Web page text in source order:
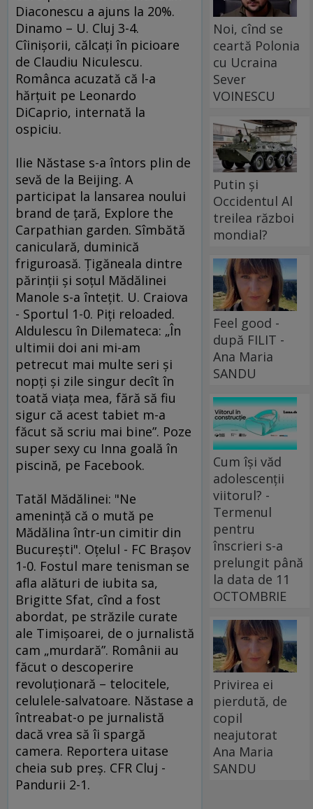
Diaconescu a ajuns la 20%.
Dinamo – U. Cluj 3-4.
Cîinişorii, călcaţi în picioare
de Claudiu Niculescu.
Românca acuzată că l-a
hărţuit pe Leonardo
DiCaprio, internată la
ospiciu.
Ilie Năstase s-a întors plin de
sevă de la Beijing. A
participat la lansarea noului
brand de ţară, Explore the
Carpathian garden. Sîmbătă
caniculară, duminică
friguroasă. Ţigăneala dintre
părinţii şi soţul Mădălinei
Manole s-a înteţit. U. Craiova
- Sportul 1-0. Piţi reloaded.
Aldulescu în Dilemateca: „În
ultimii doi ani mi-am
petrecut mai multe seri şi
nopţi şi zile singur decît în
toată viaţa mea, fără să fiu
sigur că acest tabiet m-a
făcut să scriu mai bine”. Poze
super sexy cu Inna goală în
piscină, pe Facebook.
Tatăl Mădălinei: "Ne
ameninţă că o mută pe
Mădălina într-un cimitir din
Bucureşti". Oţelul - FC Braşov
1-0. Fostul mare tenisman se
afla alături de iubita sa,
Brigitte Sfat, cînd a fost
abordat, pe străzile curate
ale Timişoarei, de o jurnalistă
cam „murdară”. Românii au
făcut o descoperire
revoluţionară – telocitele,
celulele-salvatoare. Năstase a
întreabat-o pe jurnalistă
dacă vrea să îi spargă
camera. Reportera uitase
cheia sub preş. CFR Cluj -
Pandurii 2-1.
Noi, cînd se
ceartă Polonia
cu Ucraina
Sever
VOINESCU
Putin și
Occidentul Al
treilea război
mondial?
Feel good -
după FILIT -
Ana Maria
SANDU
Cum își văd
adolescenții
viitorul? -
Termenul
pentru
înscrieri s-a
prelungit până
la data de 11
OCTOMBRIE
Privirea ei
pierdută, de
copil
neajutorat
Ana Maria
SANDU